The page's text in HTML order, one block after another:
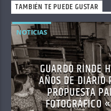
TAMBIÉN TE PUEDE GUSTAR
NOTICIAS
GUARDO RINDE
AÑOS DE DIARIO
PROPUESTA
FOTOGRÁFICO